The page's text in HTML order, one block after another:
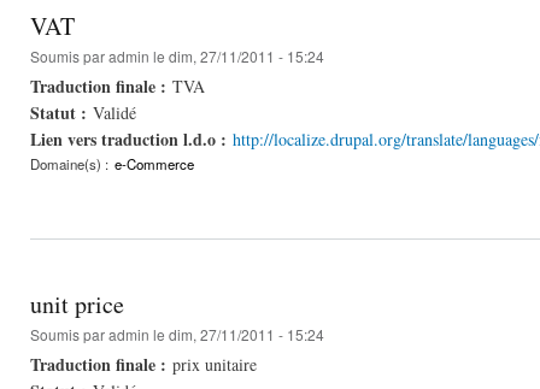
VAT
Soumis paradmin le dim, 27/11/2011 - 15:24
Traduction finale : TVA
Statut : Validé
Lien vers traduction l.d.o : http://localize.drupal.org/translate/
Domaine(s) : e-Commerce
unit price
Soumis paradmin le dim, 27/11/2011 - 15:24
Traduction finale : prix unitaire